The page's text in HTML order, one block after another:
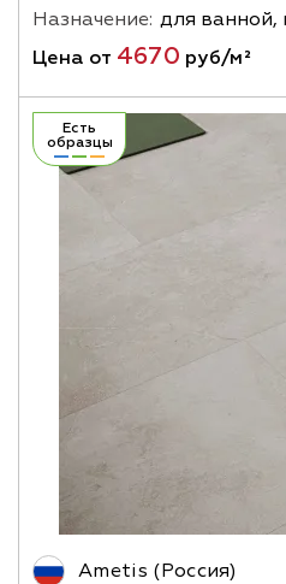
Назначение: для ванной,
Цена от 4670 руб/м²
Есть
образцы
Ametis (Россия)